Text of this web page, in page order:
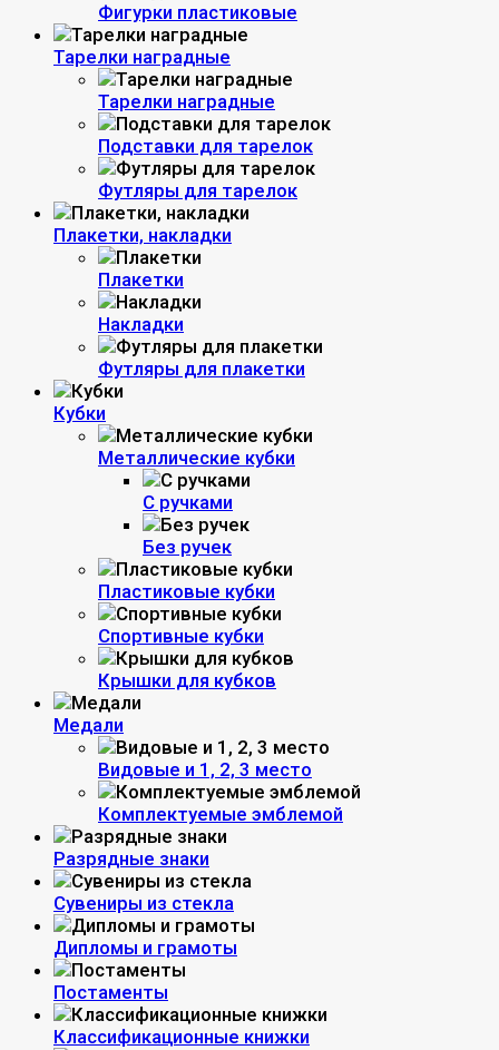
Фигурки пластиковые
Тарелки наградные
Тарелки наградные
Подставки для тарелок
Футляры для тарелок
Плакетки, накладки
Плакетки
Накладки
Футляры для плакетки
Кубки
Металлические кубки
С ручками
Без ручек
Пластиковые кубки
Спортивные кубки
Крышки для кубков
Медали
Видовые и 1, 2, 3 место
Комплектуемые эмблемой
Разрядные знаки
Сувениры из стекла
Дипломы и грамоты
Постаменты
Классификационные книжки